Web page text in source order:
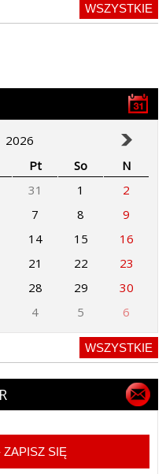
WSZYSTKIE
2026
Pt So
N
31 1
2
7 8
9
14 15
16
21 22
23
28 29
30
4 5 6
WSZYSTKIE
ZAPISZ SIĘ